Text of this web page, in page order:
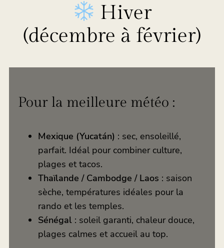
Hiver
(décembre à février)
Pour la meilleure météo :
Mexique (Yucatán) : sec, ensoleillé,
parfait. Idéal pour combiner culture,
plages et tacos.
Thaïlande / Cambodge / Laos : saison
sèche, températures idéales pour la
rando et les temples.
Sénégal : soleil garanti, chaleur douce,
plages calmes et accueil au top.